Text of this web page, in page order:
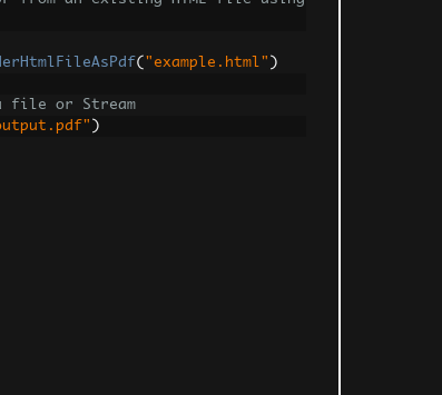
( "example.html" )
file or Stream
)